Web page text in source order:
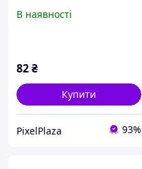
P8578821HM
В наявності
82₴
Купити
PixelPlaza 93%